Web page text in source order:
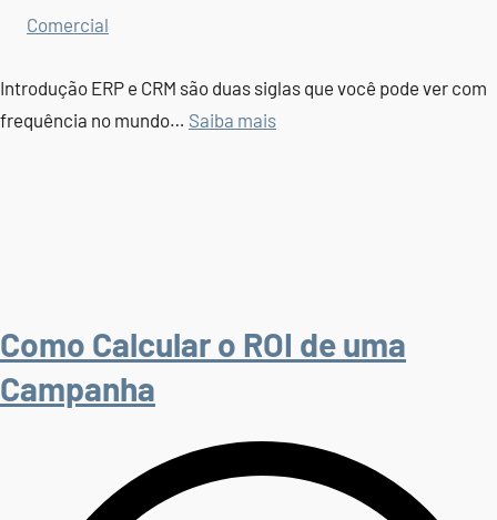
Comercial
Introdução ERP e CRM são duas siglas que você pode ver com
frequência no mundo… Saiba mais
Como Calcular o ROI de uma
Campanha